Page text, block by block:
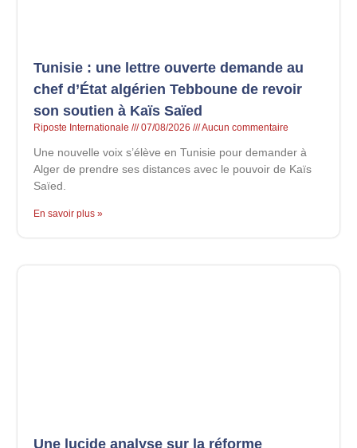
Tunisie : une lettre ouverte demande au
chef d’État algérien Tebboune de revoir
son soutien à Kaïs Saïed
Riposte Internationale 07/08/2026 Aucun commentaire
Une nouvelle voix s’élève en Tunisie pour demander à
Alger de prendre ses distances avec le pouvoir de Kaïs
Saïed.
En savoir plus »
Une lucide analyse sur la réforme